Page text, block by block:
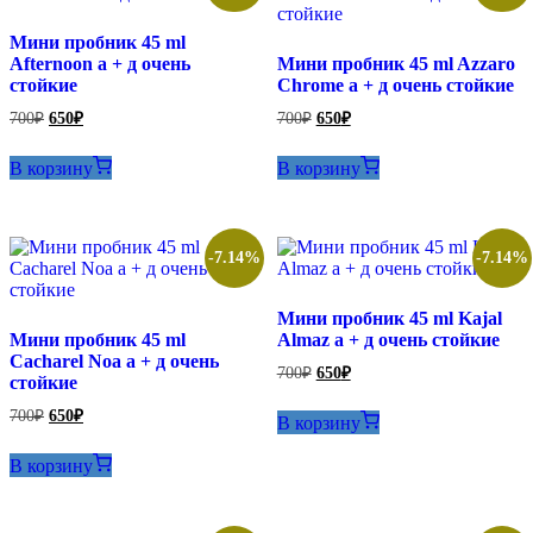
Мини пробник 45 ml
Afternoon а + д очень
стойкие
700₽ Первоначальная
составляла
700₽.
650₽Текущая
650₽.
В корзину
Мини пробник 45 ml Azzaro
Chrome а + д очень стойкие
700₽ Первоначальная
составляла
700₽.
650₽Текущая
650₽.
В корзину
-7.14%
Мини пробник 45 ml
Cacharel Noa а + д очень
стойкие
700₽ Первоначальная
составляла
700₽.
650₽Текущая
650₽.
В корзину
-7.14%
Мини пробник 45 ml Kajal
Almaz а + д очень стойкие
700₽ Первоначальная
составляла
700₽.
650₽Текущая
650₽.
В корзину